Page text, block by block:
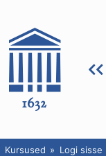
Kursused Logi sisse